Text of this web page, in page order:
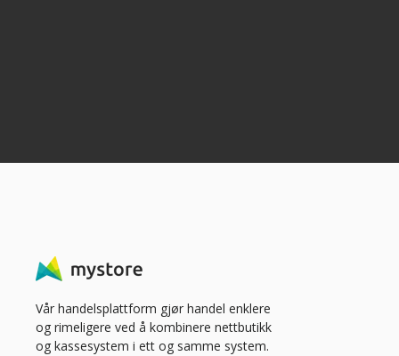
Vår handelsplattform gjør handel enklere
og rimeligere ved å kombinere nettbutikk
og kassesystem i ett og samme system.